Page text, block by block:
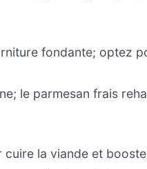
fondante; optez
le parmesan frais
cuire la viande et